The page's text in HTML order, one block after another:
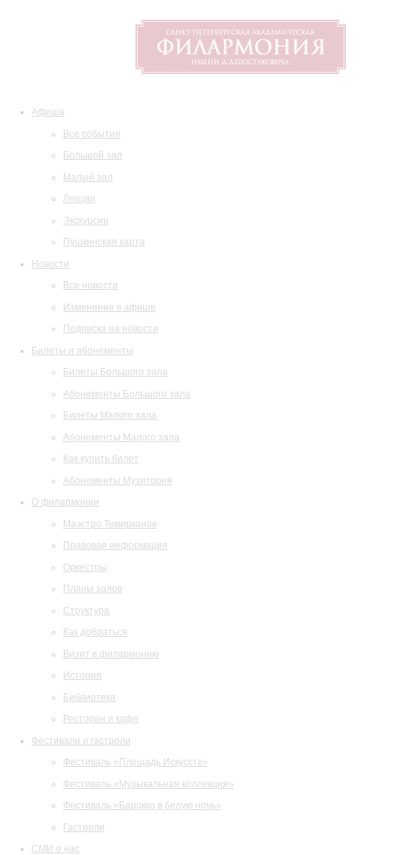
Афиша
Все события
Большой зал
Малый зал
Лекции
Экскурсии
Пушкинская карта
Новости
Все новости
Изменения в афише
Подписка на новости
Билеты и абонементы
Билеты Большого зала
Абонементы Большого зала
Билеты Малого зала
Абонементы Малого зала
Как купить билет
Абонементы Музитория
О филармонии
Маэстро Темирканов
Правовая информация
Оркестры
Планы залов
Структура
Как добраться
Визит в филармонию
История
Библиотека
Ресторан и кафе
Фестивали и гастроли
Фестиваль «Площадь Искусств»
Фестиваль «Музыкальная коллекция»
Фестиваль «Барокко в белую ночь»
Гастроли
СМИ о нас